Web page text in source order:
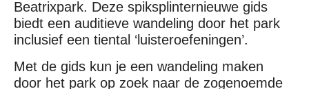
Beatrixpark. Deze spiksplinternieuwe gids
biedt een auditieve wandeling door het park
inclusief een tiental ‘luisteroefeningen’.
Met de gids kun je een wandeling maken
door het park op zoek naar de zogenoemde